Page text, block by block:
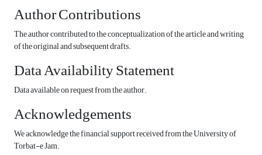
Author Contributions
The author contributed to the conceptualization of the article and writing
of the original and subsequent drafts.
Data Availability Statement
Data available on request from the author.
Acknowledgements
We acknowledge the financial support received from the University of
Torbat-e Jam.